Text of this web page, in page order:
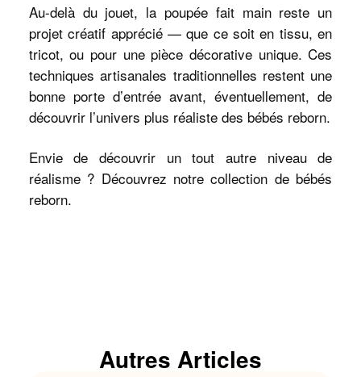
Au-delà du jouet, la poupée fait main reste un
projet créatif apprécié — que ce soit en tissu, en
tricot, ou pour une pièce décorative unique. Ces
techniques artisanales traditionnelles restent une
bonne porte d’entrée avant, éventuellement, de
découvrir l’univers plus réaliste des bébés reborn.
Envie de découvrir un tout autre niveau de
réalisme ? Découvrez notre collection de bébés
reborn.
Autres Articles